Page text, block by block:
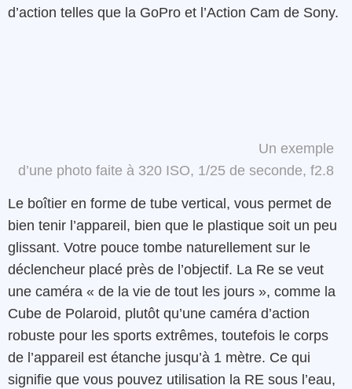
d’action telles que la GoPro et l’Action Cam de Sony.
Un exemple
d’une photo faite à 320 ISO, 1/25 de seconde, f2.8
Le boîtier en forme de tube vertical, vous permet de
bien tenir l’appareil, bien que le plastique soit un peu
glissant. Votre pouce tombe naturellement sur le
déclencheur placé près de l’objectif. La Re se veut
une caméra « de la vie de tout les jours », comme la
Cube de Polaroid, plutôt qu’une caméra d’action
robuste pour les sports extrêmes, toutefois le corps
de l’appareil est étanche jusqu’à 1 mètre. Ce qui
signifie que vous pouvez utilisation la RE sous l’eau,